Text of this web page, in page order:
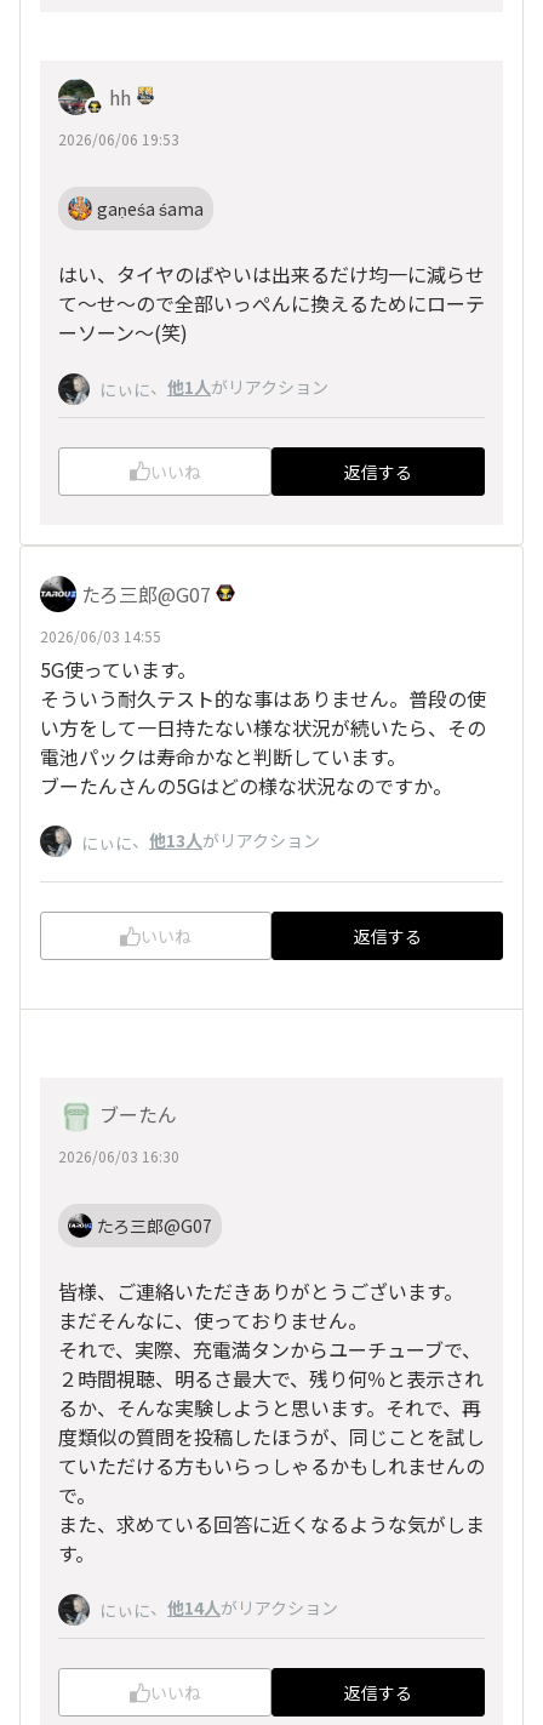
hh
2026/06/06 19:53
gaṇeśa śama
はい、タイヤのばやいは出来るだけ均一に減らせ
て～せ～ので全部いっぺんに換えるためにローテ
ーソーン～(笑)
にぃに、 他1人がリアクション
いいね 返信する
たろ三郎@G07
2026/06/03 14:55
5G使っています。
そういう耐久テスト的な事はありません。普段の使
い方をして一日持たない様な状況が続いたら、その
電池パックは寿命かなと判断しています。
ブーたんさんの5Gはどの様な状況なのですか。
にぃに、 他13人がリアクション
いいね 返信する
ブーたん
2026/06/03 16:30
たろ三郎@G07
皆様、ご連絡いただきありがとうございます。
まだそんなに、使っておりません。
それで、実際、充電満タンからユーチューブで、
２時間視聴、明るさ最大で、残り何％と表示され
るか、そんな実験しようと思います。それで、再
度類似の質問を投稿したほうが、同じことを試し
ていただける方もいらっしゃるかもしれませんの
で。
また、求めている回答に近くなるような気がしま
す。
にぃに、 他14人がリアクション
いいね 返信する